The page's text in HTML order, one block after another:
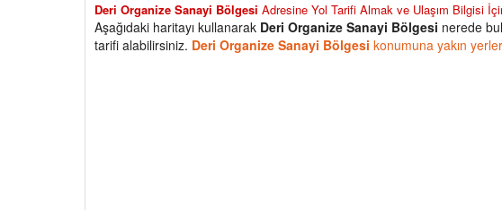
Deri Organize Sanayi Bölgesi Adresine Yol Tarifi Almak ve Ulaşım Bilgisi
Aşağıdaki haritayı kullanarak Deri Organize Sanayi Bölgesi nerede
tarifi alabilirsiniz. Deri Organize Sanayi Bölgesi konumuna yakın